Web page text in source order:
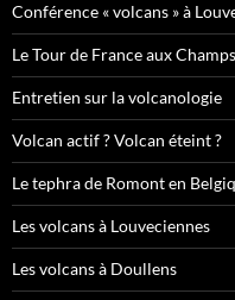
Conférence « volcans » à
Le Tour de France aux
Entretien sur la volcanologie
Volcan actif ? Volcan éteint ?
Le tephra de Romont en
Les volcans à Louveciennes
Les volcans à Doullens